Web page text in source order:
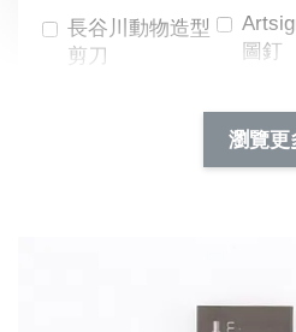
長谷川動物造型
剪刀
圖釘
NT$
NT$
瀏覽更